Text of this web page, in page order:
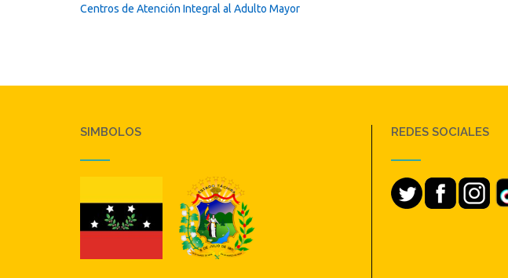
navigation
Centros de Atención Integral al Adulto Mayor
SIMBOLOS REDES SOCIALES